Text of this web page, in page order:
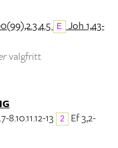
E Joh 1,43-
valgfritt
8.10.11.12-13 2
Ef 3,2-